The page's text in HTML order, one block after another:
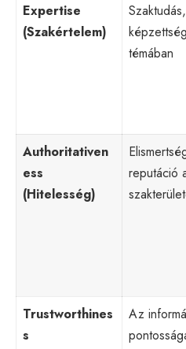
Expertise
(Szakértelem)
Szaktudás,
témában
Authoritativen
ess
(Hitelesség)
reputáció
Trustworthines
s
Az